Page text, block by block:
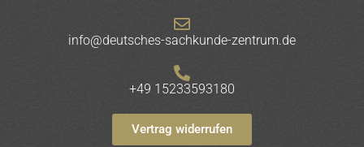
info@deutsches-sachkunde-zentrum.de
+49 15233593180
Vertrag widerrufen